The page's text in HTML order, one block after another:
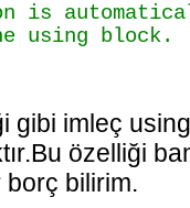
is
using block.
gibi imleç using
özelliği
borç bilirim.